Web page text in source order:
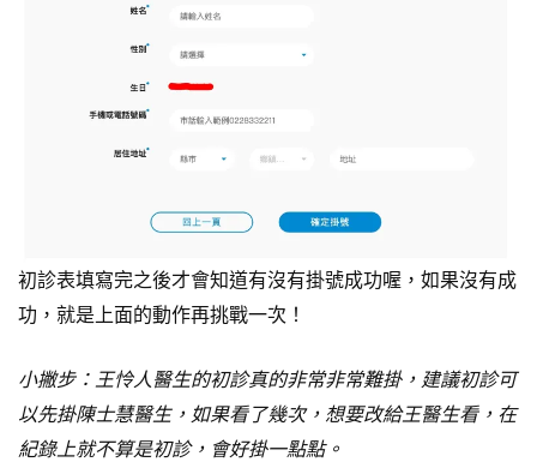
初診表填寫完之後才會知道有沒有掛號成功喔，如果沒有成
功，就是上面的動作再挑戰一次！
小撇步：王怜人醫生的初診真的非常非常難掛，建議初診可
以先掛陳士慧醫生，如果看了幾次，想要改給王醫生看，在
紀錄上就不算是初診，會好掛一點點。